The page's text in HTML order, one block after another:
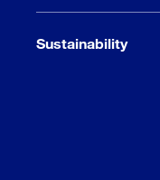
Sustainability